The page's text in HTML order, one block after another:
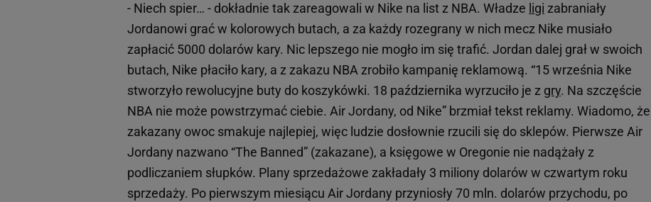
- Niech spier… - dokładnie tak zareagowali w Nike na list z NBA. Władze ligi zabraniały
Jordanowi grać w kolorowych butach, a za każdy rozegrany w nich mecz Nike musiało
zapłacić 5000 dolarów kary. Nic lepszego nie mogło im się trafić. Jordan dalej grał w swoich
butach, Nike płaciło kary, a z zakazu NBA zrobiło kampanię reklamową. “15 września Nike
stworzyło rewolucyjne buty do koszykówki. 18 października wyrzuciło je z gry. Na szczęście
NBA nie może powstrzymać ciebie. Air Jordany, od Nike” brzmiał tekst reklamy. Wiadomo, że
zakazany owoc smakuje najlepiej, więc ludzie dosłownie rzucili się do sklepów. Pierwsze Air
Jordany nazwano “The Banned” (zakazane), a księgowe w Oregonie nie nadążały z
podliczaniem słupków. Plany sprzedażowe zakładały 3 miliony dolarów w czwartym roku
sprzedaży. Po pierwszym miesiącu Air Jordany przyniosły 70 mln. dolarów przychodu, po